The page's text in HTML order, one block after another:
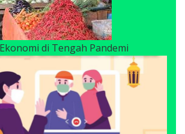
di Tengah Pandemi